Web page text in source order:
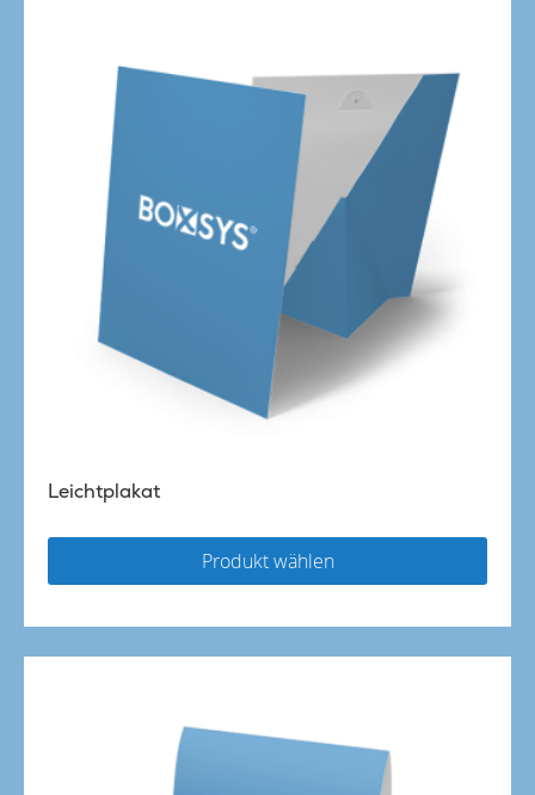
Leichtplakat
Produkt wählen